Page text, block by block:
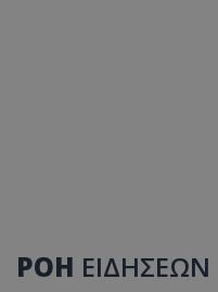
ΡΟΗ ΕΙΔΗΣΕΩΝ